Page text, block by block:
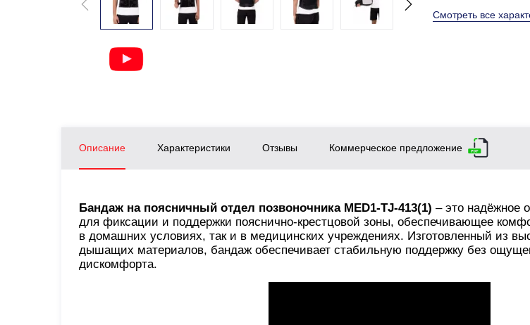
Смотреть все
Описание Характеристики Отзывы Коммерческое предложение
Бандаж на поясничный отдел позвоночника MED1-TJ-413(1) – это надёжное
для фиксации и поддержки пояснично-крестцовой зоны, обеспечивающее
в домашних условиях, так и в медицинских учреждениях. Изготовленный из
дышащих материалов, бандаж обеспечивает стабильную поддержку без
дискомфорта.